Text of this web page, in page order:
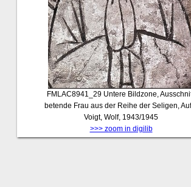
FMLAC8941_29 Untere Bildzone,
betende Frau aus der Reihe der Seligen,
Voigt, Wolf, 1943/1945
>>> zoom in digilib